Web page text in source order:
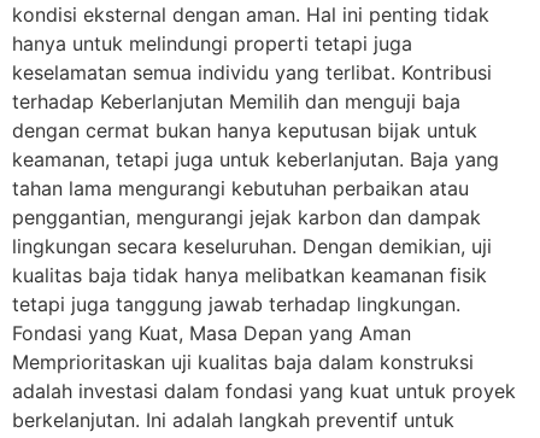
kondisi eksternal dengan aman. Hal ini penting tidak
hanya untuk melindungi properti tetapi juga
keselamatan semua individu yang terlibat. Kontribusi
terhadap Keberlanjutan Memilih dan menguji baja
dengan cermat bukan hanya keputusan bijak untuk
keamanan, tetapi juga untuk keberlanjutan. Baja yang
tahan lama mengurangi kebutuhan perbaikan atau
penggantian, mengurangi jejak karbon dan dampak
lingkungan secara keseluruhan. Dengan demikian, uji
kualitas baja tidak hanya melibatkan keamanan fisik
tetapi juga tanggung jawab terhadap lingkungan.
Fondasi yang Kuat, Masa Depan yang Aman
Memprioritaskan uji kualitas baja dalam konstruksi
adalah investasi dalam fondasi yang kuat untuk proyek
berkelanjutan. Ini adalah langkah preventif untuk